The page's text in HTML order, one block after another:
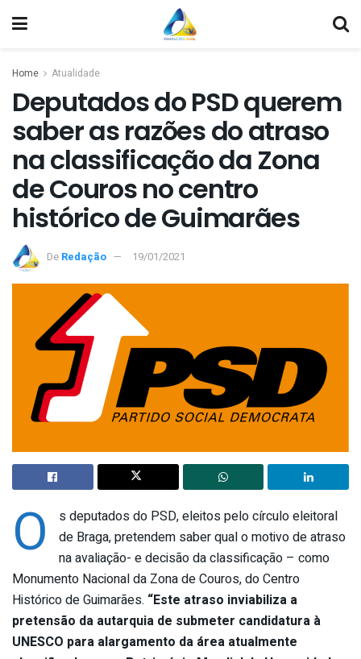
Home Atualidade
Deputados do PSD querem
saber as razões do atraso
na classificação da Zona
de Couros no centro
histórico de Guimarães
De Redação 19/01/2021
O
s deputados do PSD, eleitos pelo círculo eleitoral
de Braga, pretendem saber qual o motivo de atraso
na avaliação- e decisão da classificação – como
Monumento Nacional da Zona de Couros, do Centro
Histórico de Guimarães. “Este atraso inviabiliza a
pretensão da autarquia de submeter candidatura à
UNESCO para alargamento da área atualmente